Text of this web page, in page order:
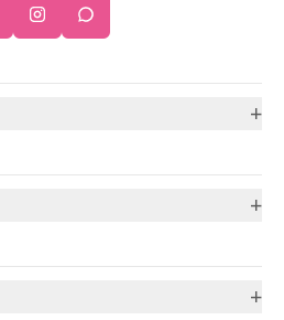
+
+
+